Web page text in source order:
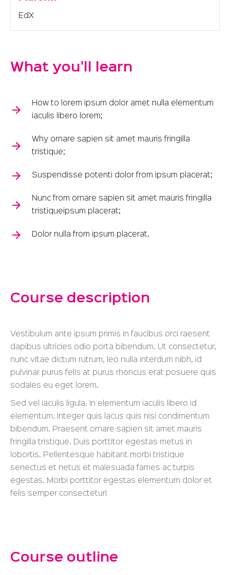
What you'll learn
How to lorem ipsum dolor amet nulla elementum
iaculis libero lorem;
Why ornare sapien sit amet mauris fringilla
tristique;
Suspendisse potenti dolor from ipsum placerat;
Nunc from ornare sapien sit amet mauris fringilla
tristiqueipsum placerat;
Dolor nulla from ipsum placerat.
Course description
Vestibulum ante ipsum primis in faucibus orci raesent
dapibus ultricies odio porta bibendum. Ut consectetur,
nunc vitae dictum rutrum, leo nulla interdum nibh, id
pulvinar purus felis at purus rhoncus erat posuere quis
sodales eu eget lorem.
Sed vel iaculis ligula. In elementum iaculis libero id
elementum. Integer quis lacus quis nisi condimentum
bibendum. Praesent ornare sapien sit amet mauris
fringilla tristique. Duis porttitor egestas metus in
lobortis. Pellentesque habitant morbi tristique
senectus et netus et malesuada fames ac turpis
egestas. Morbi
porttitor egestas elementum dolor et
felis semper consectetur!
Course outline
EdX